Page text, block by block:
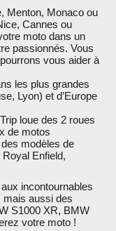
Menton, Monaco ou
Cannes ou
moto dans un
passionnés. Vous
vous aider à
les plus grandes
Lyon) et d’Europe
loue des 2 roues
de motos
modèles de
Enfield,
incontournables
mais aussi des
S1000 XR, BMW
votre moto !